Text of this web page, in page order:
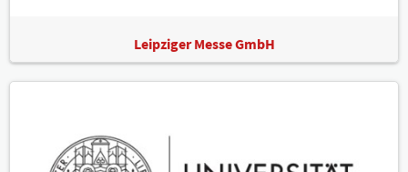
Leipziger Messe GmbH